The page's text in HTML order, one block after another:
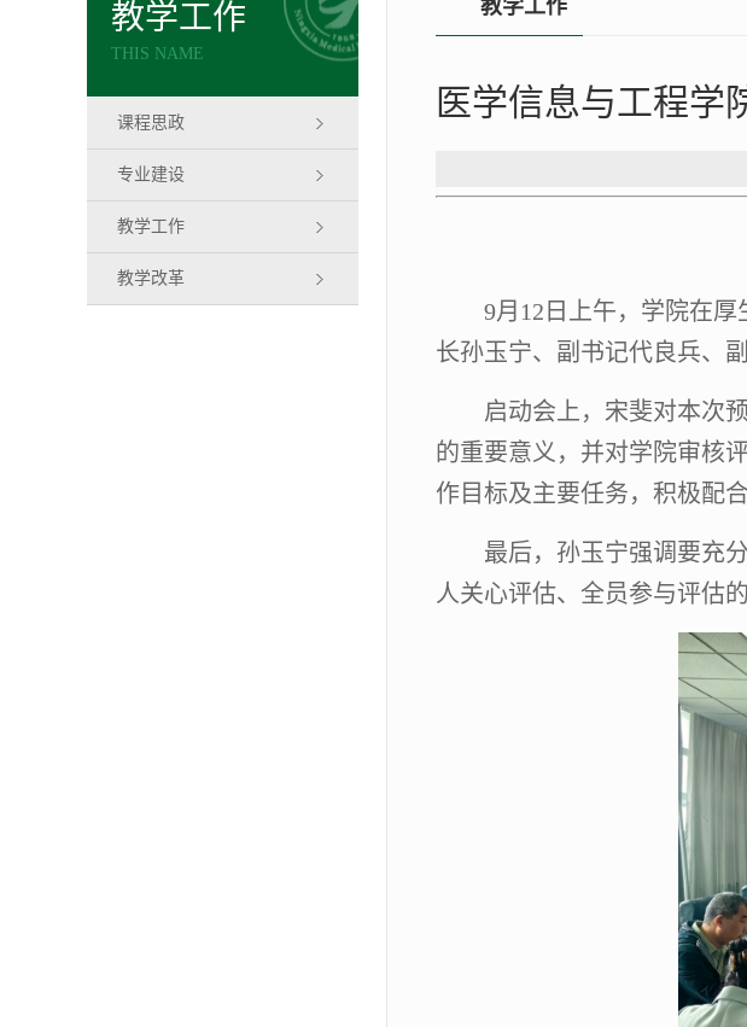
教学工作
THIS NAME
课程思政
专业建设
教学工作
教学改革
教学工作
医学信息与工程学
9月12日上午，学院在
长孙玉宁、 副书记代良兵、
启动会上，宋斐对本次
的重要意义，并对学院审核
作目标及主要任务，积极配
最后， 孙玉宁强调要充
人关心评估、全员参与评估